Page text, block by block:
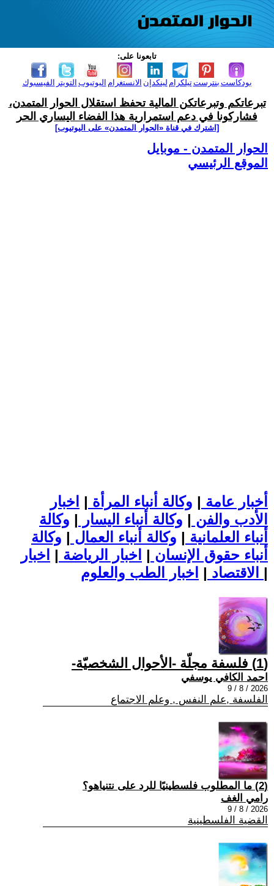
تابعونا على:
الفيسبوك التويتر اليوتيوب الانستغرام لينكدإن تيلكرامبنترست بودكاست
تبرعاتكم وتبرعاتكن المالية تحفظ استقلال الحوار المتمدن،
فشاركونا في دعم استمرارية هذا الفضاء اليساري الحر
[اشترك في قناة ‫«الحوار المتمدن» على اليوتيوب]
الحوار المتمدن - موبايل
الموقع الرئيسي
أخبار عامة | وكالة أنباء المرأة | اخبار
الأدب والفن | وكالة أنباء اليسار | وكالة
أنباء العلمانية | وكالة أنباء العمال | وكالة
أنباء حقوق الإنسان | اخبار الرياضة | اخبار
الاقتصاد | |
(1) فلسفة مجلّة -الأحوال الشخصيّة-
احمد الكافي يوسفي
2026 / 8 / 9
الفلسفة ,علم النفس , وعلم الاجتماع
(2) ما المطلوب فلسطينيًا للرد على نتنياهو؟
رامي الغف
2026 / 8 / 9
القضية الفلسطينية